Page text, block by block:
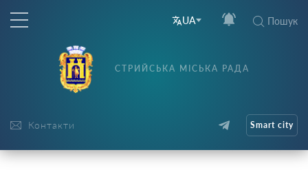
UA Пошук
Контакти
СТРИЙСЬКА МІСЬКА РАДА
Smart city